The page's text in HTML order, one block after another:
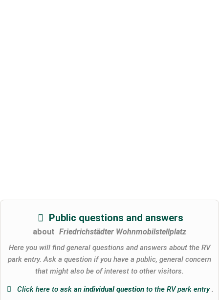
Public questions and answers
about Friedrichstädter Wohnmobilstellplatz
Here you will find general questions and answers about the RV
park entry. Ask a question if you have a public, general concern
that might also be of interest to other visitors.
Click here to ask an individual questionto the RV park entry.